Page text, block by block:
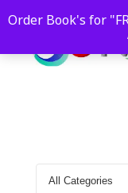
Order Book's for